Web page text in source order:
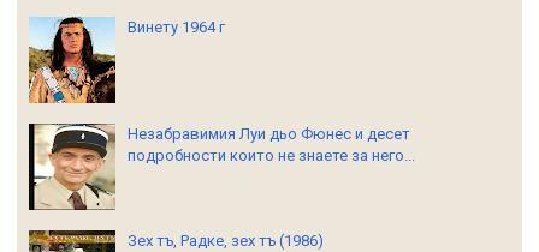
Винету 1964 г
Незабравимия Луи дьо Фюнес и десет
подробности които не знаете за него...
Зех тъ, Радке, зех тъ (1986)